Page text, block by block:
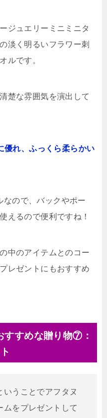
ジュエリーミニミニタ
淡く明るいフラワー刺
ルです。
楚な雰囲気を演出して
優れ、ふっくら柔らかい
なので、バックやポー
えるので便利ですね！
中のアイテムとのコー
レゼントにもおすすめ
すすめな贈り物⑦：
いうことでアフタヌ
ムをプレゼントして